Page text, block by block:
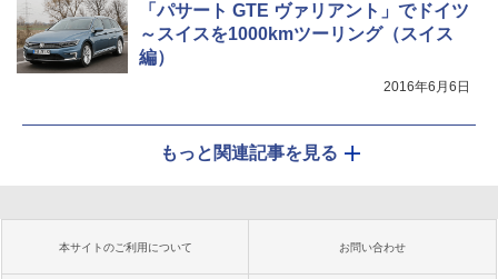
「パサート GTE ヴァリアント」でドイツ
～スイスを1000kmツーリング（スイス
編）
2016年6月6日
もっと関連記事を見る
本サイトのご利用について お問い合わせ